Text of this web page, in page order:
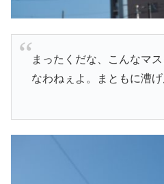
まったくだな、こんなマ
なわねぇよ。まともに漕